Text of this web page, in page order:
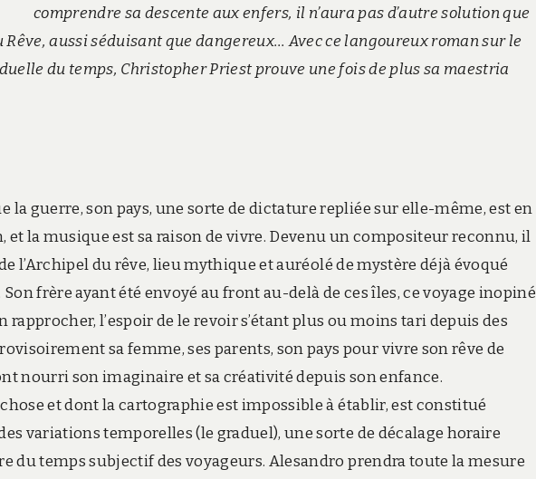
comprendre sa descente aux enfers, il n’aura pas d’autre solution que
aussi séduisant que dangereux… Avec ce langoureux roman sur le
du temps, Christopher Priest prouve une fois de plus sa maestria
la guerre, son pays, une sorte de dictature repliée sur elle-même, est en
la musique est sa raison de vivre. Devenu un compositeur reconnu, il
l’Archipel du rêve, lieu mythique et auréolé de mystère déjà évoqué
frère ayant été envoyé au front au-delà de ces îles, ce voyage inopiné
rapprocher, l’espoir de le revoir s’étant plus ou moins tari depuis des
sa femme, ses parents, son pays pour vivre son rêve de
nourri son imaginaire et sa créativité depuis son enfance.
et dont la cartographie est impossible à établir, est constitué
variations temporelles (le graduel), une sorte de décalage horaire
du temps subjectif des voyageurs. Alesandro prendra toute la mesure